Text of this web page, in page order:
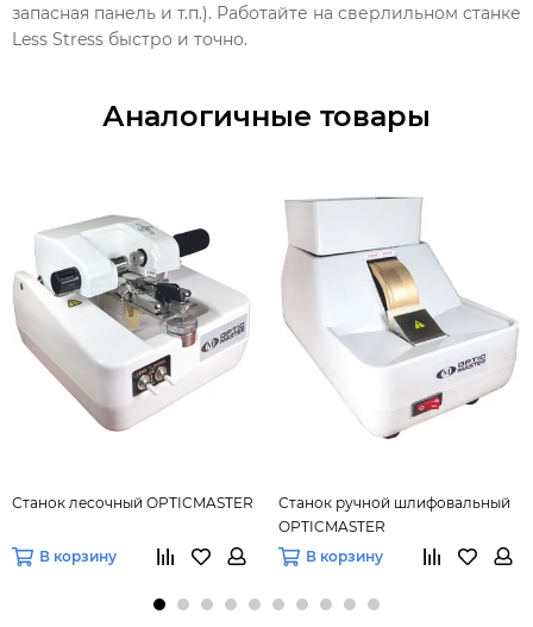
запасная панель и т.п.). Работайте на сверлильном станке
Less Stress быстро и точно.
Аналогичные товары
Станок лесочный OPTICMASTER
В корзину
Станок ручной шлифовальный
OPTICMASTER
В корзину